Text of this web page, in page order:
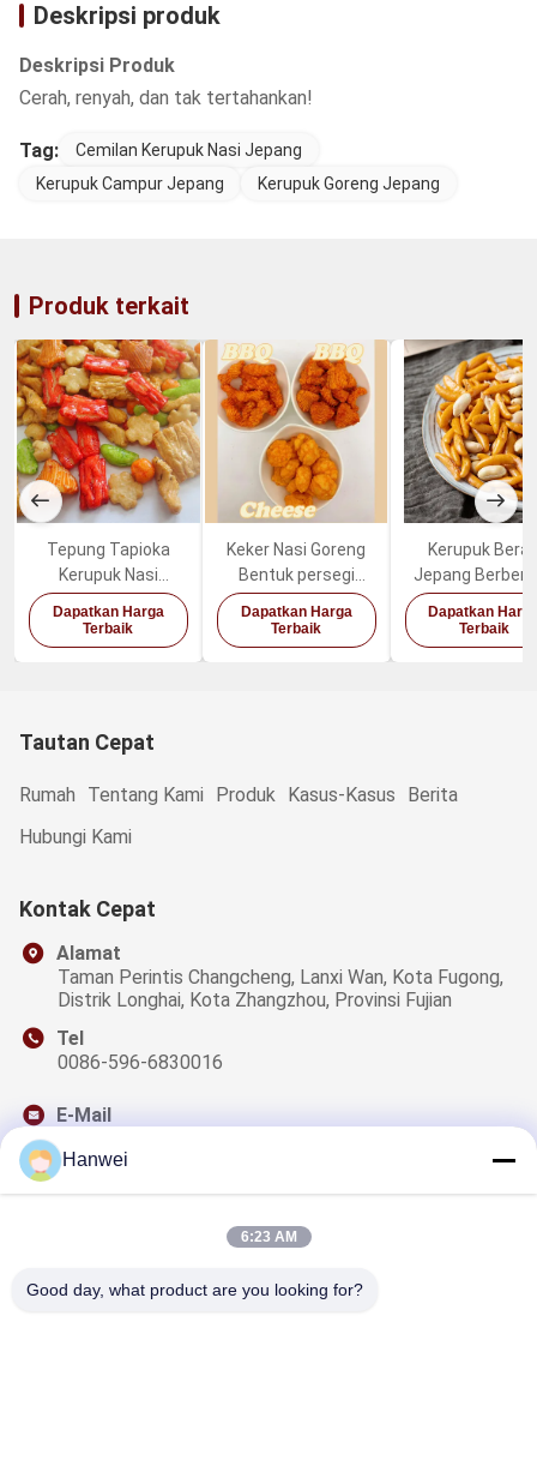
Deskripsi produk
Deskripsi Produk
Cerah, renyah, dan tak tertahankan!
Tag:
Cemilan Kerupuk Nasi Jepang
Kerupuk Campur Jepang
Kerupuk Goreng Jepang
Produk terkait
Tepung Tapioka
Kerupuk Nasi
Jepang Campur
Warna Warni Rendah
Lemak
Dapatkan Harga
Terbaik
Keker Nasi Goreng
Bentuk persegi
panjang
Dapatkan Harga
Terbaik
Kerupuk
Jepang
Biji Kesemek
Panggang
Kacang Sehat
Dapatkan
Terbaik
Tautan Cepat
Rumah Tentang Kami Produk Kasus-Kasus
Berita
Hubungi Kami
Kontak Cepat
Alamat
Taman Perintis Changcheng, Lanxi Wan, Kota Fugong,
Distrik Longhai, Kota Zhangzhou, Provinsi Fujian
Tel
0086-596-6830016
E-Mail
Berlangganan buletin kami untuk diskon dan lainnya.
Hanwei
6:23 AM
Good day, what product are you looking for?